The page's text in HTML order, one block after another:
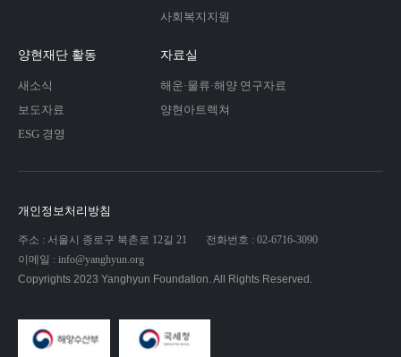
사회복지지원
양현재단 활동
새소식
보도자료
ESG 경영
자료실
해운·물류·해양 연구자료
양현아트렉쳐
개인정보처리방침
주소 : 서울시 종로구 북촌로 12길 21
전화번호 : 02-6716-3090
이메일 : info@yanghyun.org
Copyrights 2023 Yanghyun Foundation. All Rights Reserved.